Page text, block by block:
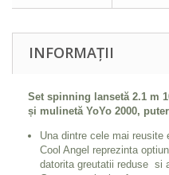
INFORMAȚII
Set spinning lansetă 2.1 m
și mulinetă YoYo 2000,
Una dintre cele mai reusite
Cool Angel reprezinta
datorita greutatii reduse si